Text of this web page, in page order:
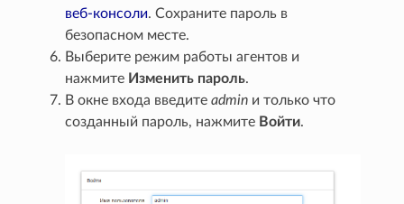
веб-консоли. Сохраните пароль в
безопасном месте.
Выберите режим работы агентов и
нажмите Изменить пароль.
В окне входа введитеadmin и только что
созданный пароль, нажмите Войти.